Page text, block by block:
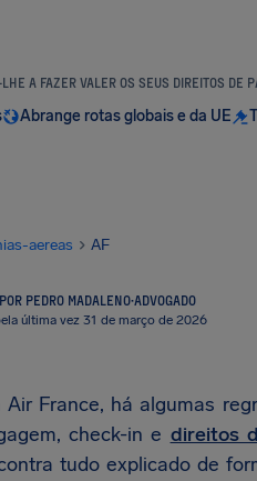
A FAZER VALER OS SEUS DIREITOS DE
Abrange rotas globais e da UE
aereas AF
PEDRO MADALENO·ADVOGADO
última vez 31 de março de 2026
France, há algumas
check-in e direitos
tudo explicado de